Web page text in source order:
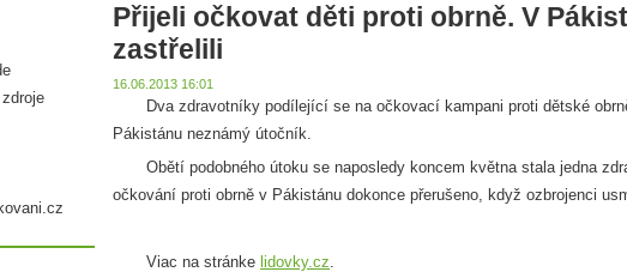
Přijeli očkovat děti proti obrně. V
zastřelili
16.06.2013 16:01
Dva zdravotníky podílející se na očkovací kampani proti dětské
Pákistánu neznámý útočník.
Obětí podobného útoku se naposledy koncem května stala jedna
očkování proti obrně v Pákistánu dokonce přerušeno, když ozbrojenci
Viac na stránke lidovky.cz.